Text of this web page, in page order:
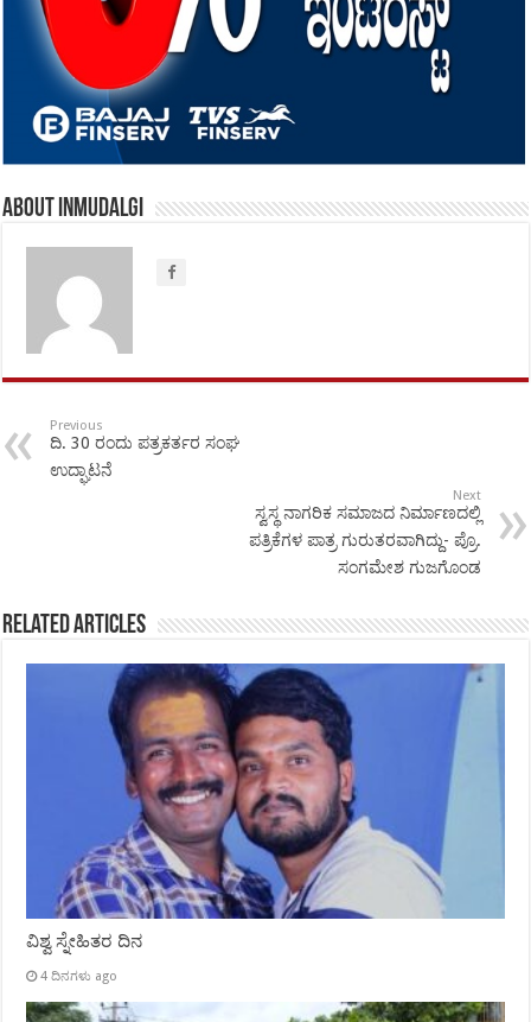
About inmudalgi
Previous
ದಿ. 30 ರಂದು ಪತ್ರಕರ್ತರ ಸಂಘ
ಉದ್ಘಾಟನೆ
Next
ಸ್ವಸ್ಥ ನಾಗರಿಕ ಸಮಾಜದ ನಿರ್ಮಾಣದಲ್ಲಿ
ಪತ್ರಿಕೆಗಳ ಪಾತ್ರ ಗುರುತರವಾಗಿದ್ದು- ಪ್ರೊ.
ಸಂಗಮೇಶ ಗುಜಗೊಂಡ
Related Articles
ವಿಶ್ವ ಸ್ನೇಹಿತರ ದಿನ
4 ದಿನಗಳು ago